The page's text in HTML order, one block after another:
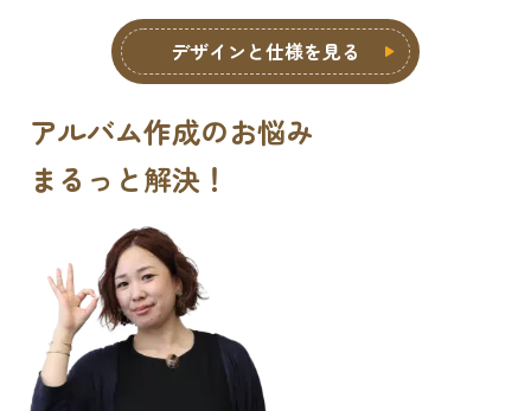
デザインと仕様を見る
アルバム作成のお悩み
まるっと解決 ！